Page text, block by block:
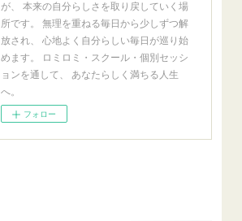
が、 本来の自分らしさを取り戻していく場
所です。 無理を重ねる毎日から少しずつ解
放され、 心地よく自分らしい毎日が巡り始
めます。 ロミロミ・スクール・個別セッシ
ョンを通して、 あなたらしく満ちる人生
へ。
フォロー